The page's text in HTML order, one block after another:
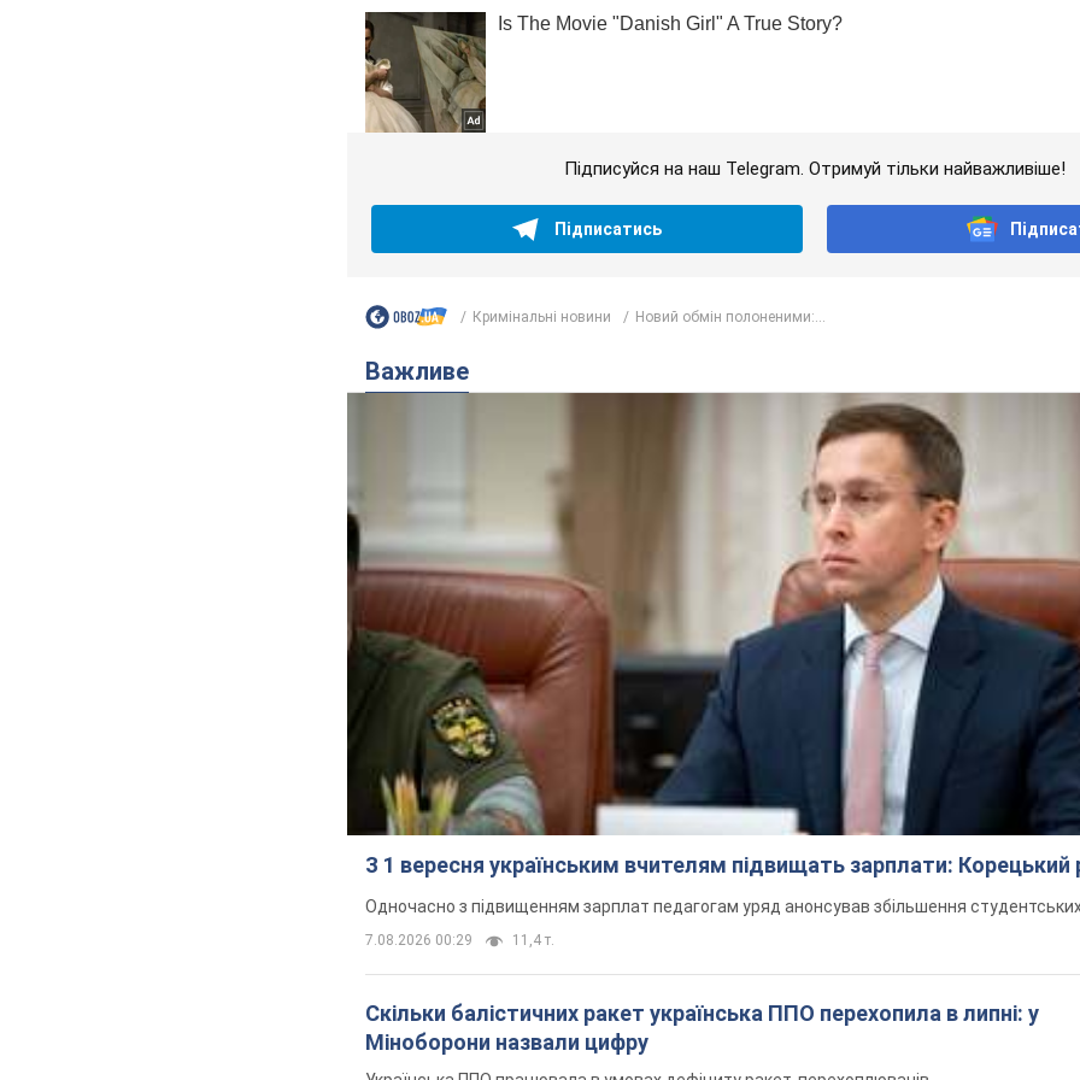
Підписуйся на наш Telegram. Отримуй тільки найважливіше!
Підписатись
Кримінальні новини Новий обмін полоненими:...
Важливе
З 1 вересня українським вчителям підвищать зарплати: Корецький
Одночасно з підвищенням зарплат педагогам уряд анонсував збільшення
7.08.2026 00:29 11,4 т.
Скільки балістичних ракет українська ППО перехопила в липні: у
Міноборони назвали цифру